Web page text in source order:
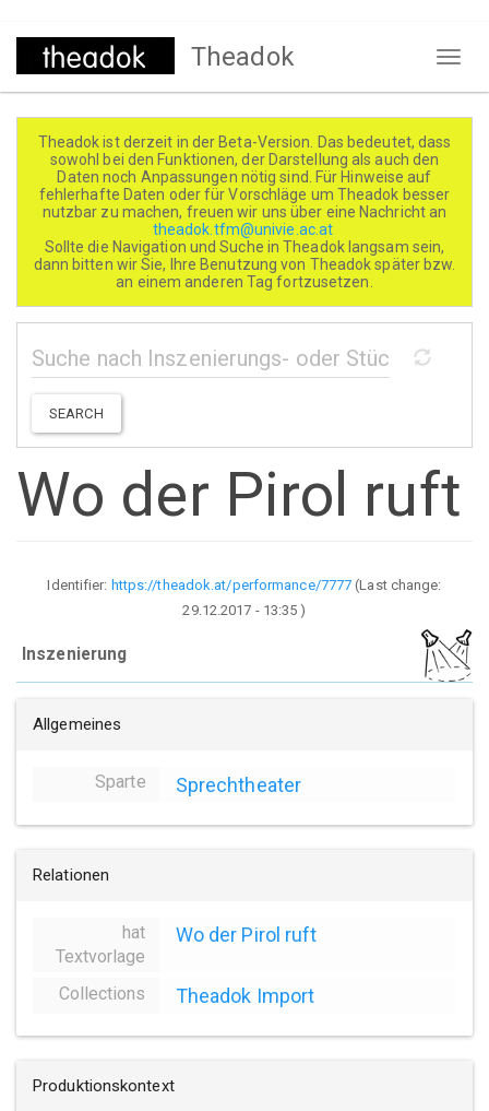
Direkt
Theadok
Theadok ist derzeit in der Beta-Version. Das bedeutet, dass
sowohl bei den Funktionen, der Darstellung als auch den
Daten noch Anpassungen nötig sind. Für Hinweise auf
fehlerhafte Daten oder für Vorschläge um Theadok besser
nutzbar zu machen, freuen wir uns über eine Nachricht an
theadok.tfm@univie.ac.at
Sollte die Navigation und Suche in Theadok langsam sein,
dann bitten wir Sie, Ihre Benutzung von Theadok später bzw.
an einem anderen Tag fortzusetzen.
SEARCH
Wo der Pirol ruft
Identifier: https://theadok.at/performance/7777 (Last change:
29.12.2017 - 13:35 )
Inszenierung
Allgemeines
Sparte Sprechtheater
Relationen
hat
Textvorlage
Wo der Pirol ruft
Collections Theadok Import
Produktionskontext